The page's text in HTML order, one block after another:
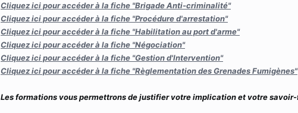
Cliquez ici pour accéder à la fiche "Brigade Anti-criminalité"
Cliquez ici pour accéder à la fiche "Procédure d'arrestation"
Cliquez ici pour accéder à la fiche "Habilitation au port d'arme"
Cliquez ici pour accéder à la fiche "Négociation"
Cliquez ici pour accéder à la fiche "Gestion d'Intervention"
Cliquez ici pour accéder à la fiche "Règlementation des Grenades Fumigènes"
Les formations vous permettrons de justifier votre implication et votre